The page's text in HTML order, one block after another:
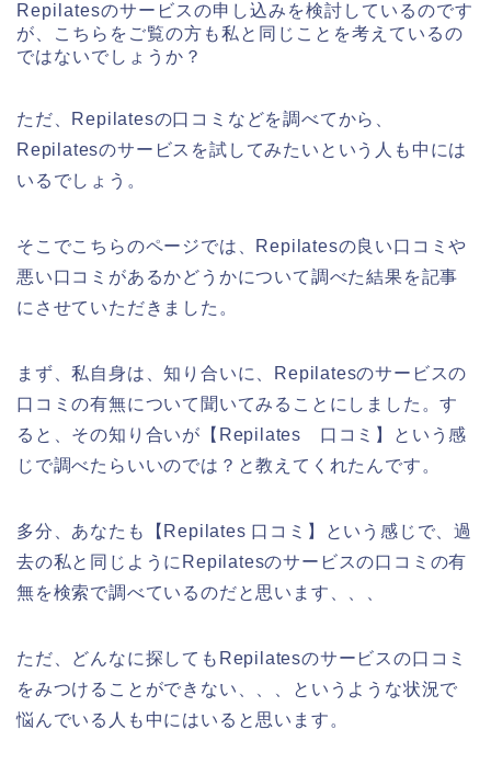
Repilatesのサービスの申し込みを検討しているのです
が、こちらをご覧の方も私と同じことを考えているの
ではないでしょうか？
ただ、Repilatesの口コミなどを調べてから、
Repilatesのサービスを試してみたいという人も中には
いるでしょう。
そこでこちらのページでは、Repilatesの良い口コミや
悪い口コミがあるかどうかについて調べた結果を記事
にさせていただきました。
まず、私自身は、知り合いに、Repilatesのサービスの
口コミの有無について聞いてみることにしました。す
ると、その知り合いが【Repilates 口コミ】という感
じで調べたらいいのでは？と教えてくれたんです。
多分、あなたも【Repilates 口コミ】という感じで、過
去の私と同じようにRepilatesのサービスの口コミの有
無を検索で調べているのだと思います、、、
ただ、どんなに探してもRepilatesのサービスの口コミ
をみつけることができない、、、というような状況で
悩んでいる人も中にはいると思います。